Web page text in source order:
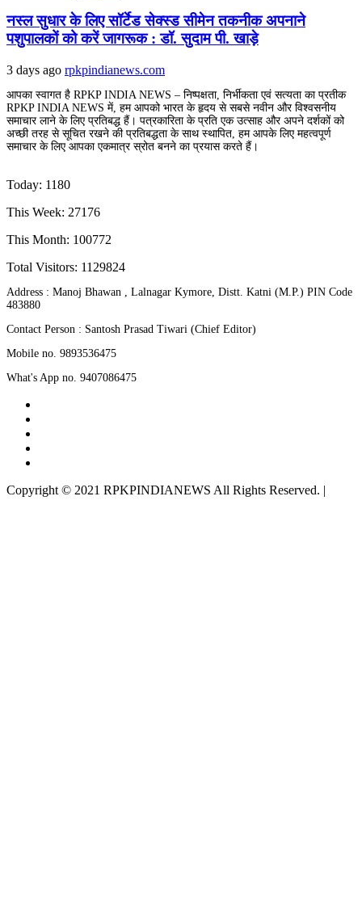
नस्ल सुधार के लिए सॉर्टेड सेक्स्ड सीमेन तकनीक अपनाने
पशुपालकों को करें जागरूक : डॉ. सुदाम पी. खाड़े
3 days ago rpkpindianews.com
आपका स्वागत है RPKP INDIA NEWS – निष्पक्षता, निर्भीकता एवं सत्यता का प्रतीक
RPKP INDIA NEWS में, हम आपको भारत के हृदय से सबसे नवीन और विश्वसनीय
समाचार लाने के लिए प्रतिबद्ध हैं। पत्रकारिता के प्रति एक उत्साह और अपने दर्शकों को
अच्छी तरह से सूचित रखने की प्रतिबद्धता के साथ स्थापित, हम आपके लिए महत्वपूर्ण
समाचार के लिए आपका एकमात्र स्रोत बनने का प्रयास करते हैं।
Today: 1180
This Week: 27176
This Month: 100772
Total Visitors: 1129824
Address : Manoj Bhawan , Lalnagar Kymore, Distt. Katni (M.P.) PIN Code
483880
Contact Person : Santosh Prasad Tiwari (Chief Editor)
Mobile no. 9893536475
What's App no. 9407086475
Copyright © 2021 RPKPINDIANEWS All Rights Reserved. |